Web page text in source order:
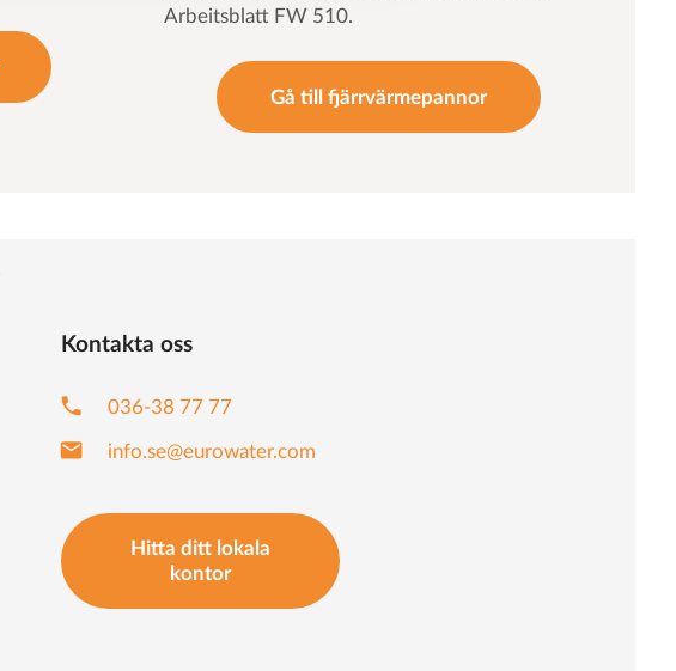
Arbeitsblatt FW 510.
Gå till fjärrvärmepannor
Kontakta oss
phone 036-38 77 77
mail info.se@eurowater.com
Hitta ditt lokala
kontor